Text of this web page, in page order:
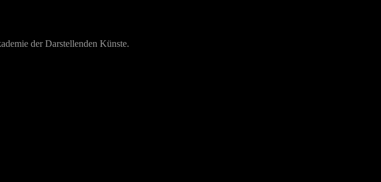
der Darstellenden Künste.